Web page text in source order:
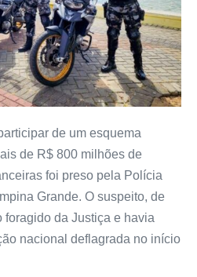
de um esquema
de R$ 800 milhões de
foi preso pela Polícia
Grande. O suspeito, de
foragido da Justiça e havia
nacional deflagrada no início